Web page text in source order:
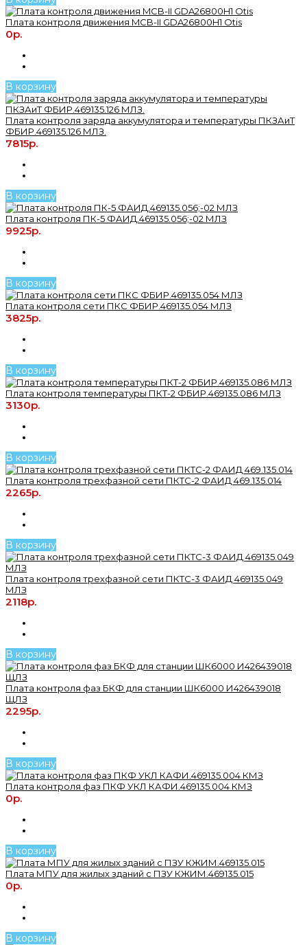
Плата контроля движения MCB-II GDA26800H1 Otis
0р.
В корзину
Плата контроля заряда аккумулятора и температуры ПКЗАиТ
ФБИР.469135.126 МЛЗ.
7815р.
В корзину
Плата контроля ПК-5 ФАИД.469135.056;-02 МЛЗ
9925р.
В корзину
Плата контроля сети ПКС ФБИР.469135.054 МЛЗ
3825р.
В корзину
Плата контроля температуры ПКТ-2 ФБИР.469135.086 МЛЗ
3130р.
В корзину
Плата контроля трехфазной сети ПКТС-2 ФАИД 469.135.014
2265р.
В корзину
Плата контроля трехфазной сети ПКТС-3 ФАИД 469135.049
МЛЗ
2118р.
В корзину
Плата контроля фаз БКФ для станции ШК6000 И426439018
ЩЛЗ
2295р.
В корзину
Плата контроля фаз ПКФ УКЛ КАФИ.469135.004 КМЗ
0р.
В корзину
Плата МПУ для жилых зданий с ПЗУ КЖИМ.469135.015
0р.
В корзину